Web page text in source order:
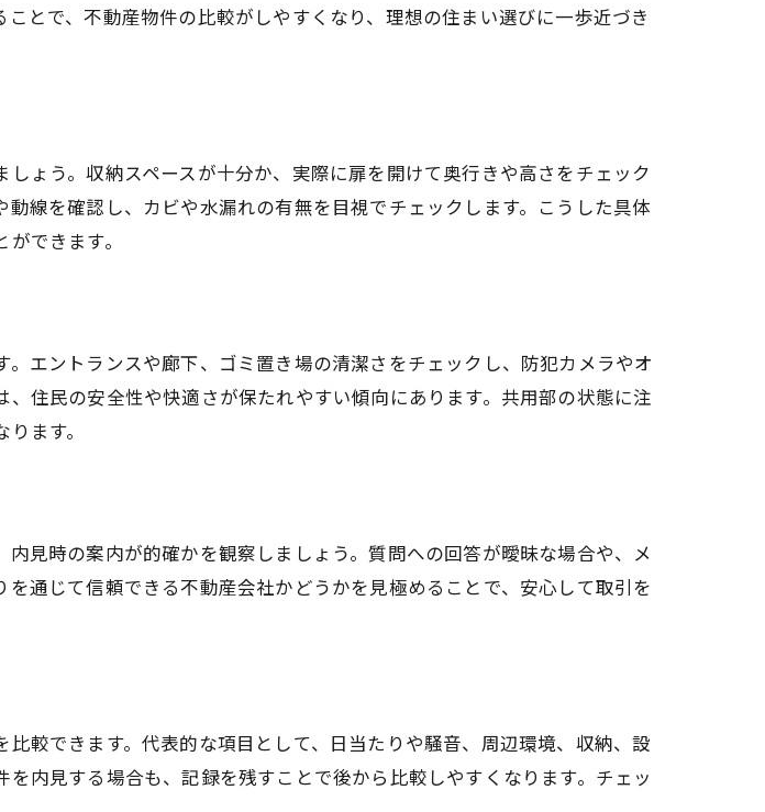
とで、不動産物件の比較がしやすくなり、理想の住まい選びに一歩近づき
ょう。収納スペースが十分か、実際に扉を開けて奥行きや高さをチェック
線を確認し、カビや水漏れの有無を目視でチェックします。こうした具体
できます。
エントランスや廊下、ゴミ置き場の清潔さをチェックし、防犯カメラやオ
住民の安全性や快適さが保たれやすい傾向にあります。共用部の状態に注
ます。
見時の案内が的確かを観察しましょう。質問への回答が曖昧な場合や、メ
通じて信頼できる不動産会社かどうかを見極めることで、安心して取引を
較できます。代表的な項目として、日当たりや騒音、周辺環境、収納、設
内見する場合も、記録を残すことで後から比較しやすくなります。チェッ